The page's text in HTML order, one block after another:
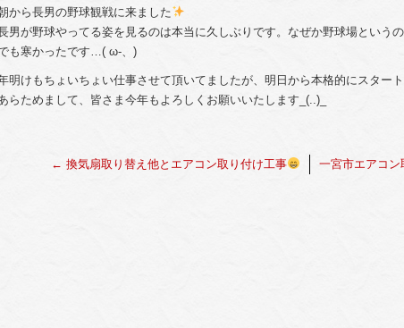
から長男の野球観戦に来ました
男が野球やってる姿を見るのは本当に久しぶりです。なぜか野球場という
も寒かったです…( ω-、)
明けもちょいちょい仕事させて頂いてましたが、明日から本格的にスター
らためまして、皆さま今年もよろしくお願いいたします_(..)_
← 換気扇取り替え他とエアコン取り付け工事 一宮市エアコン